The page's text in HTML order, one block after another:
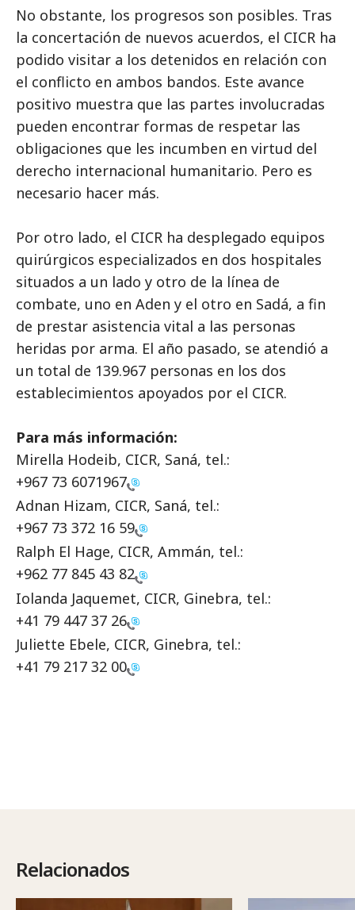
No obstante, los progresos son posibles. Tras
la concertación de nuevos acuerdos, el CICR ha
podido visitar a los detenidos en relación con
el conflicto en ambos bandos. Este avance
positivo muestra que las partes involucradas
pueden encontrar formas de respetar las
obligaciones que les incumben en virtud del
derecho internacional humanitario. Pero es
necesario hacer más.
Por otro lado, el CICR ha desplegado equipos
quirúrgicos especializados en dos hospitales
situados a un lado y otro de la línea de
combate, uno en Aden y el otro en Sadá, a fin
de prestar asistencia vital a las personas
heridas por arma. El año pasado, se atendió a
un total de 139.967 personas en los dos
establecimientos apoyados por el CICR.
Para más información:
Mirella Hodeib, CICR, Saná, tel.:
+967 73 6071967
Adnan Hizam, CICR, Saná, tel.:
+967 73 372 16 59
Ralph El Hage, CICR, Ammán, tel.:
+962 77 845 43 82
Iolanda Jaquemet, CICR, Ginebra, tel.:
+41 79 447 37 26
Juliette Ebele, CICR, Ginebra, tel.:
+41 79 217 32 00
Relacionados